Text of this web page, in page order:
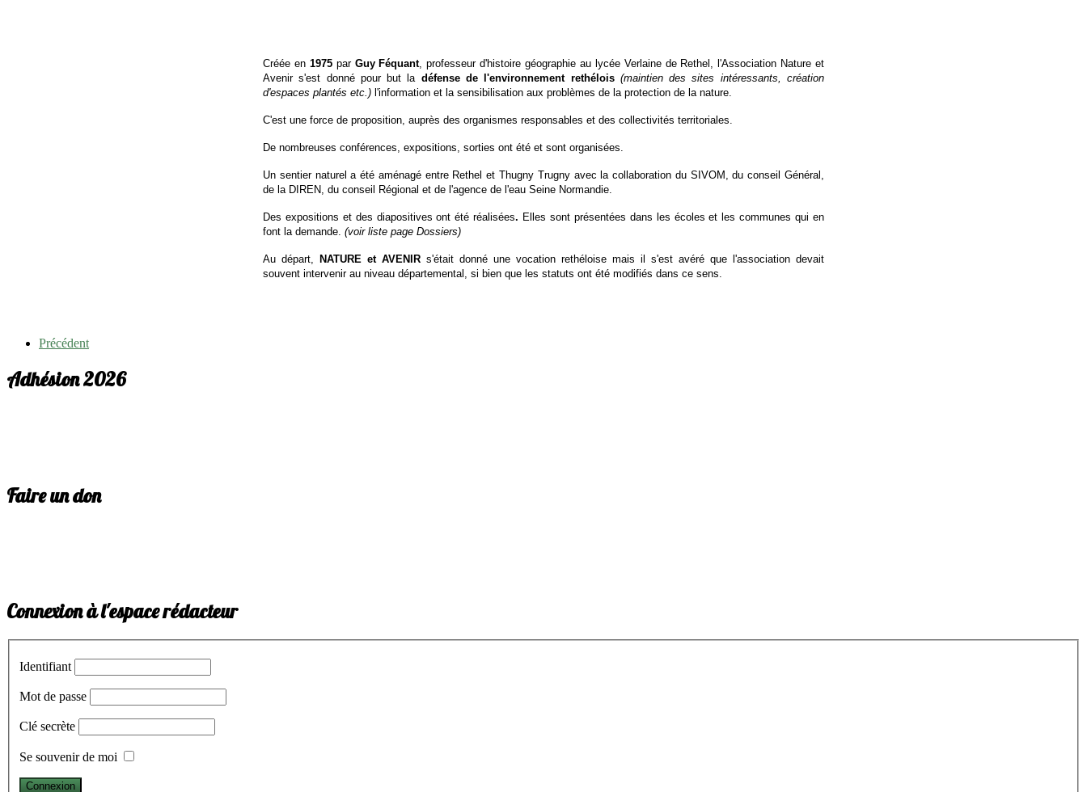
Créée en1975parGuy Féquant, professeur d'histoire géographie au lycée Verlaine de Rethel, l'Association Nature et
Avenir s'est donné pour but la défense de l'environnement rethélois(maintien des sites intéressants, création
d'espaces plantés etc.) l'information et la sensibilisation aux problèmes de la protection de la nature.
C'est une force de proposition, auprès des organismes responsables et des collectivités territoriales.
De nombreuses conférences, expositions, sorties ont été et sont organisées.
Un sentier naturel a été aménagé entre Rethel et Thugny Trugny avec la collaboration du SIVOM, du conseil Général,
de la DIREN, du conseil Régional et de l'agence de l'eau Seine Normandie.
Des expositions et des diapositives ont été réalisées. Elles sont présentées dans les écoles et les communes qui en
font la demande. (voir liste page Dossiers)
Au départ, NATURE et AVENIR s'était donné une vocation rethéloise mais il s'est avéré que l'association devait
souvent intervenir au niveau départemental, si bien que les statuts ont été modifiés dans ce sens.
Précédent
Adhésion 2026
Faire un don
Connexion à l'espace rédacteur
Identifiant
Mot de passe
Clé secrète
Se souvenir de moi